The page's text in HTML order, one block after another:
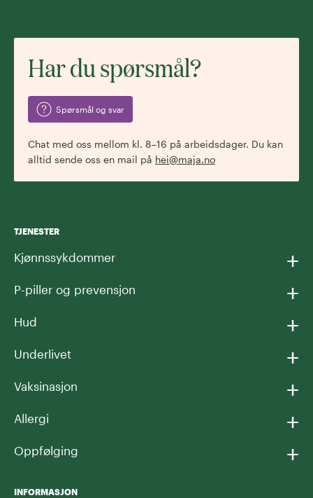
Har du spørsmål?
Spørsmål og svar
Chat med oss mellom kl. 8–16 på arbeidsdager. Du kan
alltid sende oss en mail på hei@maja.no
TJENESTER
Kjønnssykdommer +
P-piller og prevensjon +
Hud +
Underlivet +
Vaksinasjon +
Allergi +
Oppfølging +
INFORMASJON